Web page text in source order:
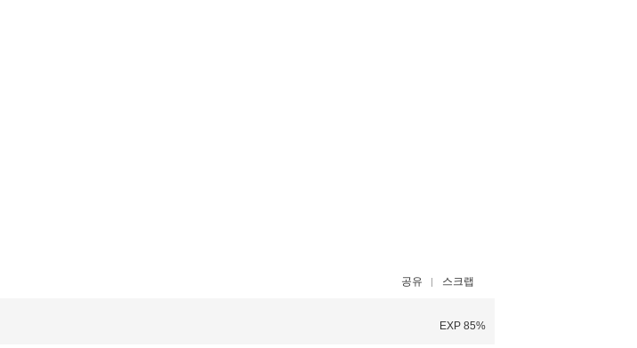
공유 스크랩
EXP 85%